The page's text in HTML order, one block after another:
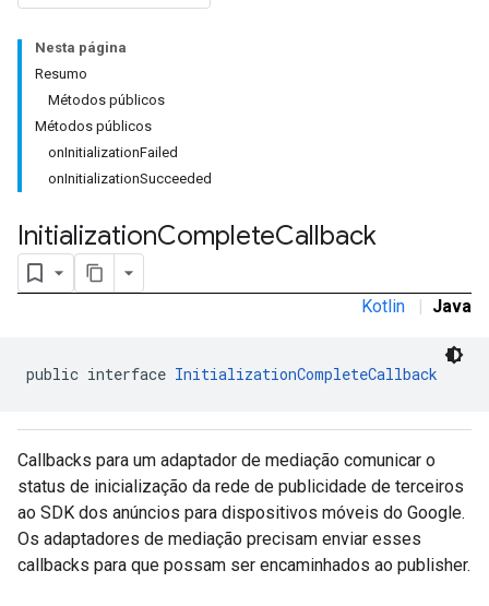
Nesta página
Resumo
Métodos públicos
Métodos públicos
onInitializationFailed
onInitializationSucceeded
InitializationCompleteCallback
Kotlin | Java
public interface InitializationCompleteCallback
Callbacks para um adaptador de mediação comunicar o
status de inicialização da rede de publicidade de terceiros
ao SDK dos anúncios para dispositivos móveis do Google.
Os adaptadores de mediação precisam enviar esses
callbacks para que possam ser encaminhados ao publisher.